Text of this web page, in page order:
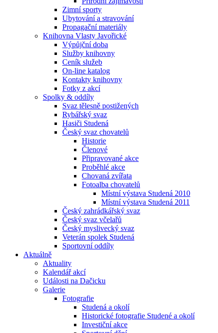
Zimní sporty
Ubytování a stravování
Propagační materiály
Knihovna Vlasty Javořické
Výpůjční doba
Služby knihovny
Ceník služeb
On-line katalog
Kontakty knihovny
Fotky z akcí
Spolky & oddíly
Svaz tělesně postižených
Rybářský svaz
Hasiči Studená
Český svaz chovatelů
Historie
Členové
Připravované akce
Proběhlé akce
Chovaná zvířata
Fotoalba chovatelů
Místní výstava Studená 2010
Místní výstava Studená 2011
Český zahrádkářský svaz
Český svaz včelařů
Český myslivecký svaz
Veterán spolek Studená
Sportovní oddíly
Aktuálně
Aktuality
Kalendář akcí
Události na Dačicku
Galerie
Fotografie
Studená a okolí
Historické fotografie Studené a okolí
Investiční akce